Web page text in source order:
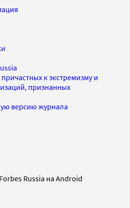
к экстремизму и
признанных
версию журнала
Russia на Android